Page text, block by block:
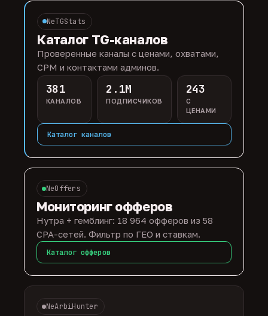
NeTGStats
Каталог TG-каналов
Проверенные каналы с ценами, охватами,
CPM и контактами админов.
381
КАНАЛОВ
2.1M
ПОДПИСЧИКОВ
243
С
ЦЕНАМИ
Каталог каналов
NeOffers
Мониторинг офферов
Нутра + гемблинг: 18 964 офферов из 58
CPA-сетей. Фильтр по ГЕО и ставкам.
Каталог офферов
NeArbiHunter